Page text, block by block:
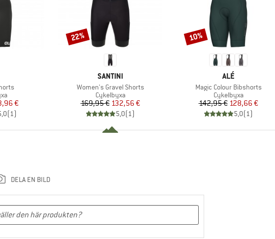
pris
€
(1)
VARUMÄRKE
SANTINI
Produkter
Women's Gravel Shorts
Produktgrupp
Cykelbyxa
Pris
169,95 €Reducerat pris
132,56 €
5,0(1)
Rabatt
22%
VARUMÄRKE
ALÉ
Produkter
Magic Colour Bibshorts
Produktgrupp
Cykelbyxa
Pris
142,95 €Reducerat pris
128,66 €
5,0(1)
Rabatt
10%
DELA EN BILD